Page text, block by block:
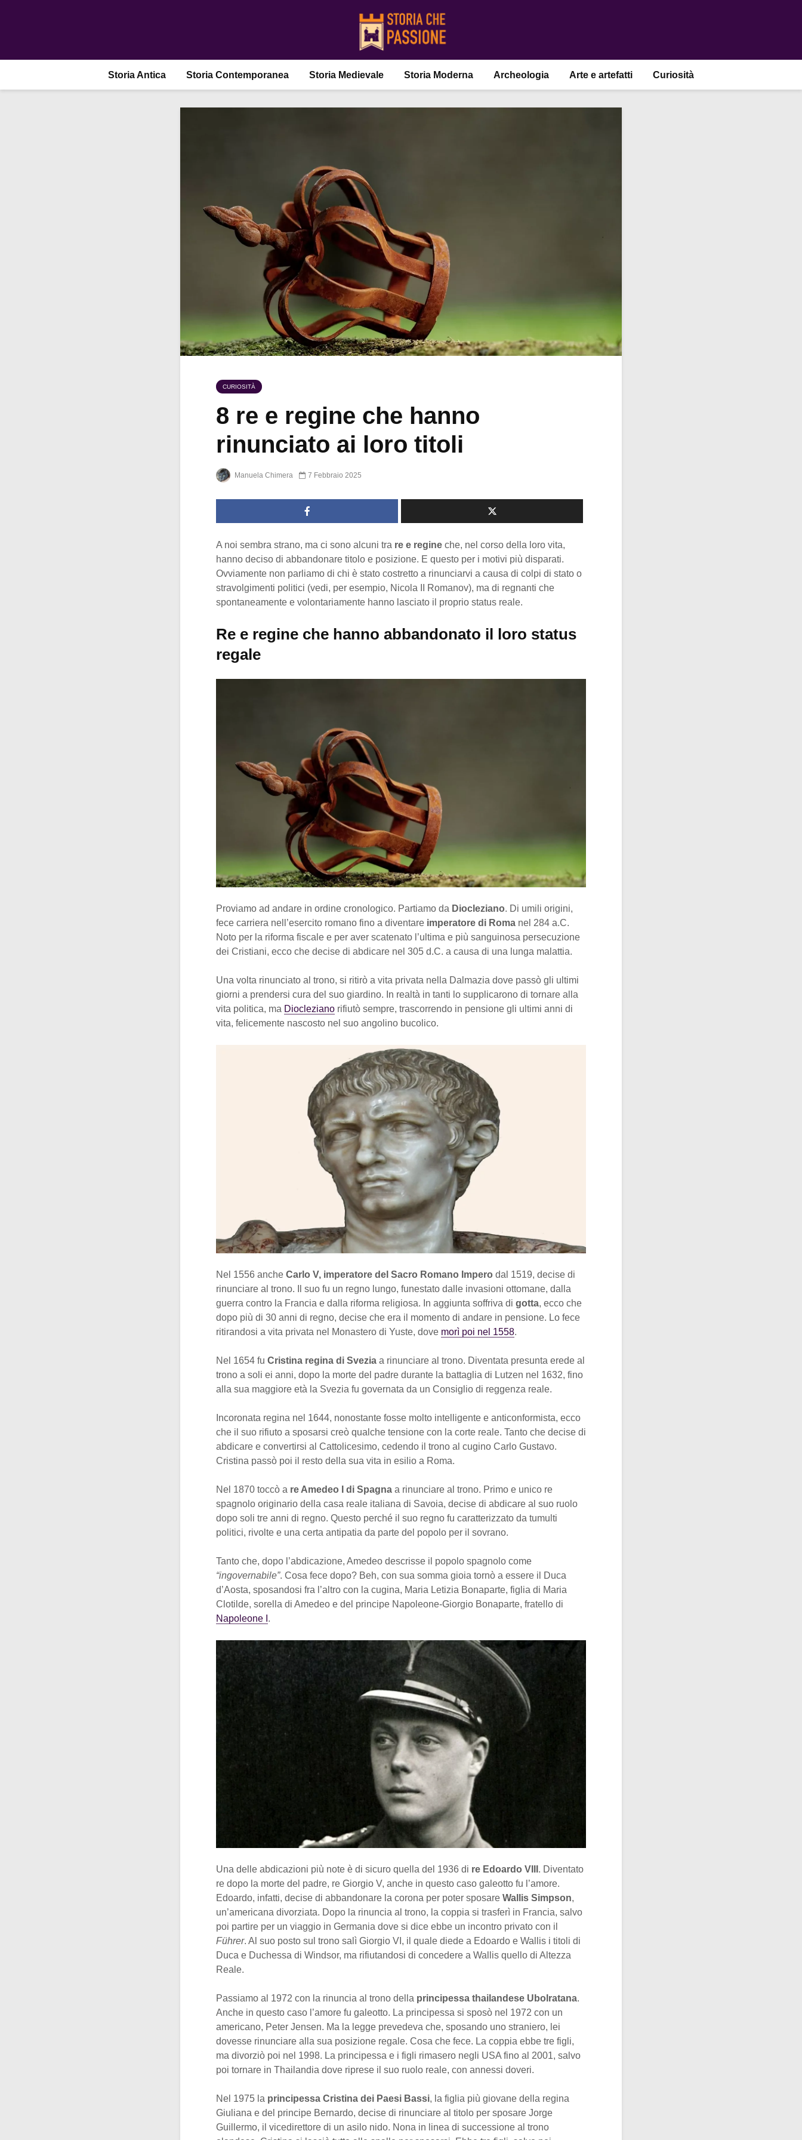
Storia Antica Storia Contemporanea Storia Medievale Storia Moderna Archeologia Arte e artefatti Curiosità
CURIOSITÀ
8 re e regine che hanno
rinunciato ai loro titoli
Manuela Chimera 7 Febbraio 2025
A noi sembra strano, ma ci sono alcuni tra re e regine che, nel corso della loro vita,
hanno deciso di abbandonare titolo e posizione. E questo per i motivi più disparati.
Ovviamente non parliamo di chi è stato costretto a rinunciarvi a causa di colpi di stato o
stravolgimenti politici (vedi, per esempio, Nicola II Romanov), ma di regnanti che
spontaneamente e volontariamente hanno lasciato il proprio status reale.
Re e regine che hanno abbandonato il loro status
regale
Proviamo ad andare in ordine cronologico. Partiamo da Diocleziano. Di umili origini,
fece carriera nell’esercito romano fino a diventare imperatore di Roma nel 284 a.C.
Noto per la riforma fiscale e per aver scatenato l’ultima e più sanguinosa persecuzione
dei Cristiani, ecco che decise di abdicare nel 305 d.C. a causa di una lunga malattia.
Una volta rinunciato al trono, si ritirò a vita privata nella Dalmazia dove passò gli ultimi
giorni a prendersi cura del suo giardino. In realtà in tanti lo supplicarono di tornare alla
vita politica, ma Diocleziano rifiutò sempre, trascorrendo in pensione gli ultimi anni di
vita, felicemente nascosto nel suo angolino bucolico.
Nel 1556 anche Carlo V, imperatore del Sacro Romano Impero dal 1519, decise di
rinunciare al trono. Il suo fu un regno lungo, funestato dalle invasioni ottomane, dalla
guerra contro la Francia e dalla riforma religiosa. In aggiunta soffriva di gotta, ecco che
dopo più di 30 anni di regno, decise che era il momento di andare in pensione. Lo fece
ritirandosi a vita privata nel Monastero di Yuste, dove morì poi nel 1558.
Nel 1654 fu Cristina regina di Svezia a rinunciare al trono. Diventata presunta erede al
trono a soli ei anni, dopo la morte del padre durante la battaglia di Lutzen nel 1632, fino
alla sua maggiore età la Svezia fu governata da un Consiglio di reggenza reale.
Incoronata regina nel 1644, nonostante fosse molto intelligente e anticonformista, ecco
che il suo rifiuto a sposarsi creò qualche tensione con la corte reale. Tanto che decise di
abdicare e convertirsi al Cattolicesimo, cedendo il trono al cugino Carlo Gustavo.
Cristina passò poi il resto della sua vita in esilio a Roma.
Nel 1870 toccò a re Amedeo I di Spagna a rinunciare al trono. Primo e unico re
spagnolo originario della casa reale italiana di Savoia, decise di abdicare al suo ruolo
dopo soli tre anni di regno. Questo perché il suo regno fu caratterizzato da tumulti
politici, rivolte e una certa antipatia da parte del popolo per il sovrano.
Tanto che, dopo l’abdicazione, Amedeo descrisse il popolo spagnolo come
“ingovernabile”. Cosa fece dopo? Beh, con sua somma gioia tornò a essere il Duca
d’Aosta, sposandosi fra l’altro con la cugina, Maria Letizia Bonaparte, figlia di Maria
Clotilde, sorella di Amedeo e del principe Napoleone-Giorgio Bonaparte, fratello di
Napoleone I .
Una delle abdicazioni più note è di sicuro quella del 1936 di re Edoardo VIII . Diventato
re dopo la morte del padre, re Giorgio V, anche in questo caso galeotto fu l’amore.
Edoardo, infatti, decise di abbandonare la corona per poter sposare Wallis Simpson,
un’americana divorziata. Dopo la rinuncia al trono, la coppia si trasferì in Francia, salvo
poi partire per un viaggio in Germania dove si dice ebbe un incontro privato con il
Führer. Al suo posto sul trono salì Giorgio VI, il quale diede a Edoardo e Wallis i titoli di
Duca e Duchessa di Windsor, ma rifiutandosi di concedere a Wallis quello di Altezza
Reale.
Passiamo al 1972 con la rinuncia al trono della principessa thailandese Ubolratana.
Anche in questo caso l’amore fu galeotto. La principessa si sposò nel 1972 con un
americano, Peter Jensen. Ma la legge prevedeva che, sposando uno straniero, lei
dovesse rinunciare alla sua posizione regale. Cosa che fece. La coppia ebbe tre figli,
ma divorziò poi nel 1998. La principessa e i figli rimasero negli USA fino al 2001, salvo
poi tornare in Thailandia dove riprese il suo ruolo reale, con annessi doveri.
Nel 1975 la principessa Cristina dei Paesi Bassi, la figlia più giovane della regina
Giuliana e del principe Bernardo, decise di rinunciare al titolo per sposare Jorge
Guillermo, il vicedirettore di un asilo nido. Nona in linea di successione al trono